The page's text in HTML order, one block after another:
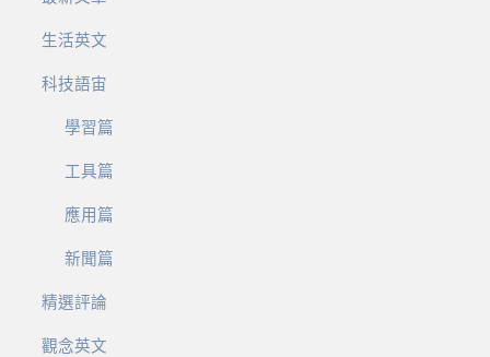
生活英文
科技語宙
學習篇
工具篇
應用篇
新聞篇
精選評論
觀念英文